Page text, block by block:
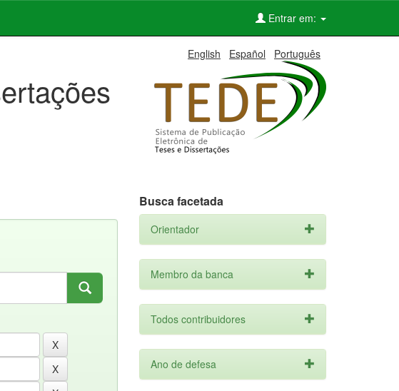
Entrar em:
English Español Português
Busca facetada
Orientador
Membro da banca
Todos contribuidores
Ano de defesa